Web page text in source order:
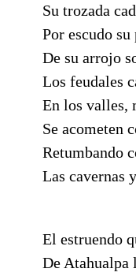
Su trozada
Por escudo
De su arrojo
Los feudales
En los valles,
Se acometen
Retumbando
Las cavernas
El estruendo
De Atahualpa